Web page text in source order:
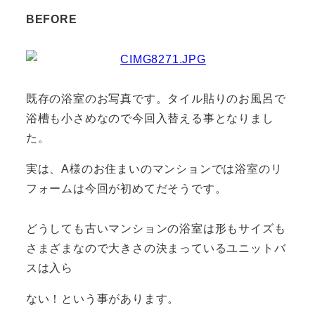
BEFORE
既存の浴室のお写真です。タイル貼りのお風呂で
浴槽も小さめなので今回入替える事となりまし
た。
実は、A様のお住まいのマンションでは浴室のリ
フォームは今回が初めて だそうです。
どうしても古いマンションの浴室は形もサイズも
さまざまなので大きさの決まっているユニットバ
スは入ら
ない！という事があります。